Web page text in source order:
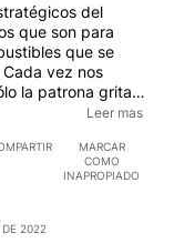
del
que son para
que se
vez nos
la patrona grita a
algo de lo que
no son tan
Leer mas
MARCAR
COMO
INAPROPIADO
DE 2022